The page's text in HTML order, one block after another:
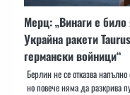
Мерц: „Винаги е
Украйна ракети
германски войници“
Берлин не се отказва
но повече няма да разкрива